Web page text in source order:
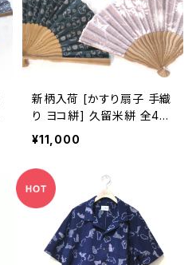
新柄入荷 [かすり扇子 手織
り ヨコ絣] 久留米絣 全4柄
池田絣工房 ※桐箱入り可
(別途200円)
¥11,000